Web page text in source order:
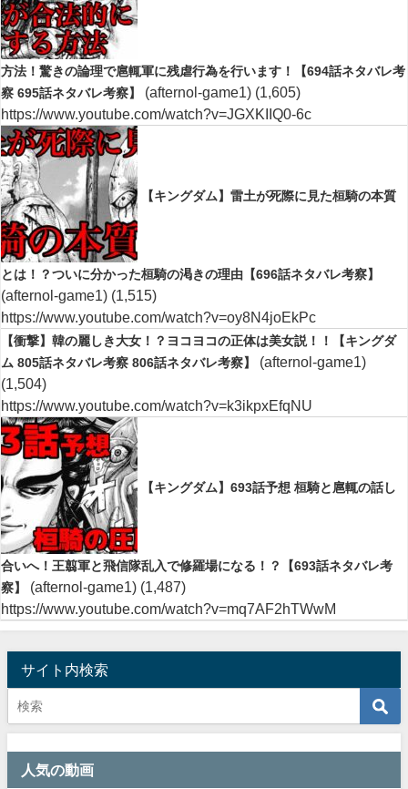
方法！驚きの論理で扈輒軍に残虐行為を行います！【694話ネタバレ考
察 695話ネタバレ考察】
(afternol-game1) (1,605)
https://www.youtube.com/watch?v=JGXKIIQ0-6c
【キングダム】雷土が死際に見た桓騎の本質
とは！？ついに分かった桓騎の渇きの理由【696話ネタバレ考察】
(afternol-game1) (1,515)
https://www.youtube.com/watch?v=oy8N4joEkPc
【衝撃】韓の麗しき大女！？ヨコヨコの正体は美女説！！【キングダ
ム 805話ネタバレ考察 806話ネタバレ考察】
(afternol-game1)
(1,504)
https://www.youtube.com/watch?v=k3ikpxEfqNU
【キングダム】693話予想 桓騎と扈輒の話し
合いへ！王翦軍と飛信隊乱入で修羅場になる！？【693話ネタバレ考
察】
(afternol-game1) (1,487)
https://www.youtube.com/watch?v=mq7AF2hTWwM
サイト内検索
人気の動画